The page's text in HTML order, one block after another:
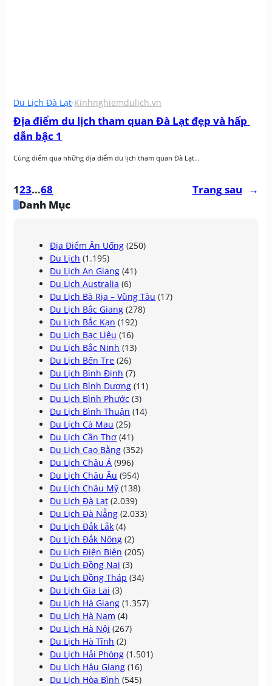
Du Lịch Đà Lạt·Kinhnghiemdulich.vn
Địa điểm du lịch tham quan Đà Lạt đẹp và hấp
dẫn bậc 1
Cùng điểm qua những địa điểm du lịch tham quan Đà Lạt…
123…68 Trang sau
→
Danh Mục
Địa Điểm Ăn Uống (250)
Du Lịch (1.195)
Du Lịch An Giang (41)
Du Lịch Australia (6)
Du Lịch Bà Rịa – Vũng Tàu (17)
Du Lịch Bắc Giang (278)
Du Lịch Bắc Kạn (192)
Du Lịch Bạc Liêu (16)
Du Lịch Bắc Ninh (13)
Du Lịch Bến Tre (26)
Du Lịch Bình Định (7)
Du Lịch Bình Dương (11)
Du Lịch Bình Phước (3)
Du Lịch Bình Thuận (14)
Du Lịch Cà Mau (25)
Du Lịch Cần Thơ (41)
Du Lịch Cao Bằng (352)
Du Lịch Châu Á (996)
Du Lịch Châu Âu (954)
Du Lịch Châu Mỹ (138)
Du Lịch Đà Lạt (2.039)
Du Lịch Đà Nẵng (2.033)
Du Lịch Đắk Lắk (4)
Du Lịch Đắk Nông (2)
Du Lịch Điện Biên (205)
Du Lịch Đồng Nai (3)
Du Lịch Đồng Tháp (34)
Du Lịch Gia Lai (3)
Du Lịch Hà Giang (1.357)
Du Lịch Hà Nam (4)
Du Lịch Hà Nội (267)
Du Lịch Hà Tĩnh (2)
Du Lịch Hải Phòng (1.501)
Du Lịch Hậu Giang (16)
Du Lịch Hòa Bình (545)